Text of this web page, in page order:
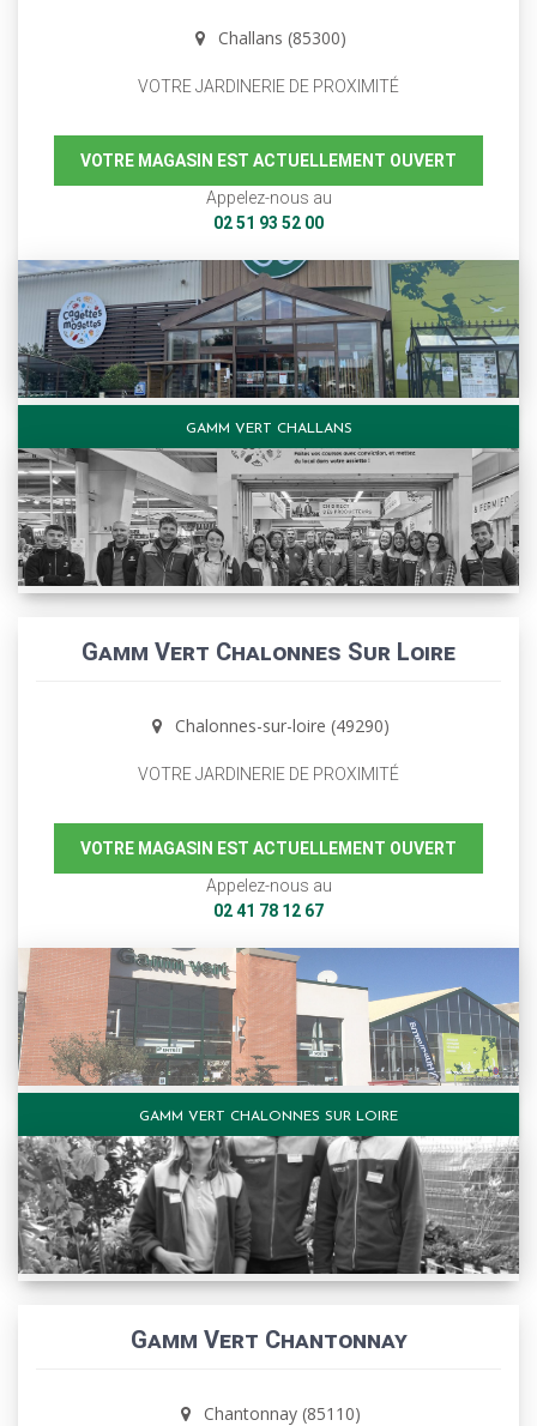
Challans (85300)
VOTRE JARDINERIE DE PROXIMITÉ
VOTRE MAGASIN EST ACTUELLEMENT OUVERT
Appelez-nous au
02 51 93 52 00
GAMM VERT CHALLANS
Gamm Vert Chalonnes Sur Loire
Chalonnes-sur-loire (49290)
VOTRE JARDINERIE DE PROXIMITÉ
VOTRE MAGASIN EST ACTUELLEMENT OUVERT
Appelez-nous au
02 41 78 12 67
GAMM VERT CHALONNES SUR LOIRE
Gamm Vert Chantonnay
Chantonnay (85110)